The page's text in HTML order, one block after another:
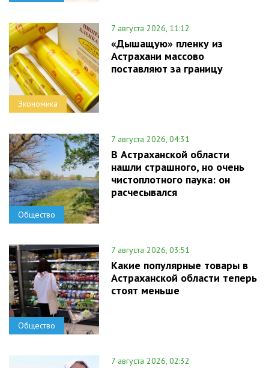
Экономика
7 августа 2026, 11:12
«Дышащую» пленку из
Астрахани массово
поставляют за границу
Общество
7 августа 2026, 04:31
В Астраханской области
нашли страшного, но очень
чистоплотного паука: он
расчесывался
Общество
7 августа 2026, 03:51
Какие популярные товары в
Астраханской области теперь
стоят меньше
7 августа 2026, 02:32